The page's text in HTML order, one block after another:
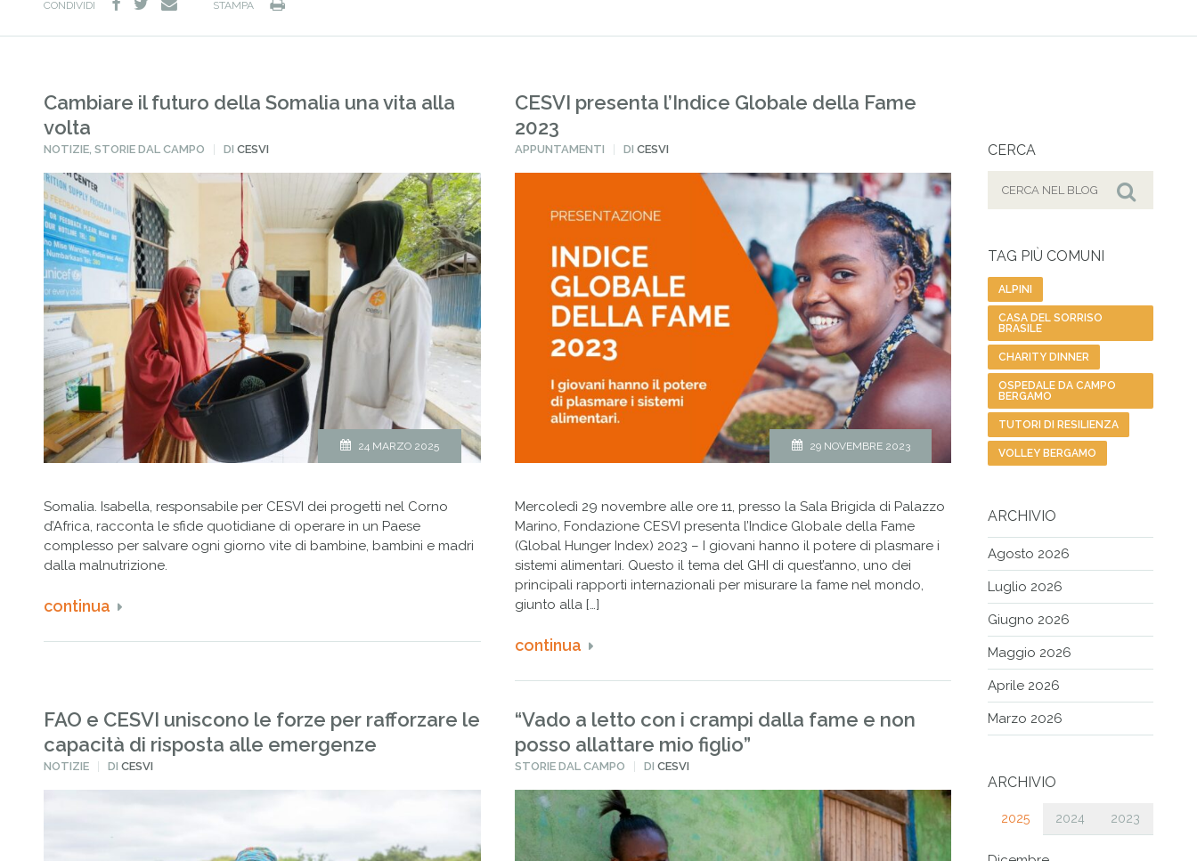
CONDIVIDI
e-
STAMPA
Cambiare il futuro della Somalia una vita alla
volta
PUBBLICATO
NOTIZIE,STORIE DAL CAMPO DICESVI
24 MARZO 2025
Somalia. Isabella, responsabile per CESVI dei progetti nel Corno
d’Africa, racconta le sfide quotidiane di operare in un Paese
complesso per salvare ogni giorno vite di bambine, bambini e madri
dalla malnutrizione.
continua
CESVI presenta l’Indice Globale della Fame
2023
PUBBLICATO
APPUNTAMENTI DICESVI
29 NOVEMBRE 2023
Mercoledì 29 novembre alle ore 11, presso la Sala Brigida di Palazzo
Marino, Fondazione CESVI presenta l’Indice Globale della Fame
(Global Hunger Index) 2023 – I giovani hanno il potere di plasmare i
sistemi alimentari. Questo il tema del GHI di quest’anno, uno dei
principali rapporti internazionali per misurare la fame nel mondo,
giunto alla […]
continua
FAO e CESVI uniscono le forze per rafforzare le
capacità di risposta alle emergenze
PUBBLICATO
NOTIZIE DICESVI
“Vado a letto con i crampi dalla fame e non
posso allattare mio figlio”
PUBBLICATO
STORIE DAL CAMPO DICESVI
CERCA
Cerca
TAG PIÙ COMUNI
ALPINI
CASA DEL SORRISO
BRASILE
CHARITY DINNER
OSPEDALE DA CAMPO
BERGAMO
TUTORI DI RESILIENZA
VOLLEY BERGAMO
ARCHIVIO
Agosto 2026
Luglio 2026
Giugno 2026
Maggio 2026
Aprile 2026
Marzo 2026
ARCHIVIO
2025 2024 2023